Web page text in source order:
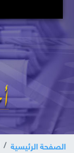
الصفحة الرئيسية